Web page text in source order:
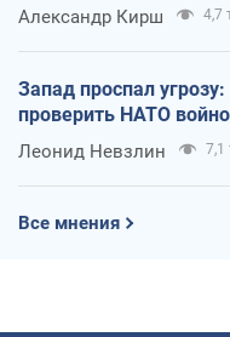
Александр Кирш 4,7
Запад проспал
проверить НАТО
Леонид Невзлин 7,1
Все мнения